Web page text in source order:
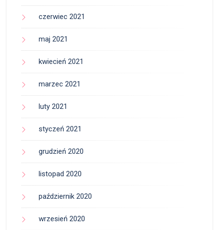
czerwiec 2021
maj 2021
kwiecień 2021
marzec 2021
luty 2021
styczeń 2021
grudzień 2020
listopad 2020
październik 2020
wrzesień 2020